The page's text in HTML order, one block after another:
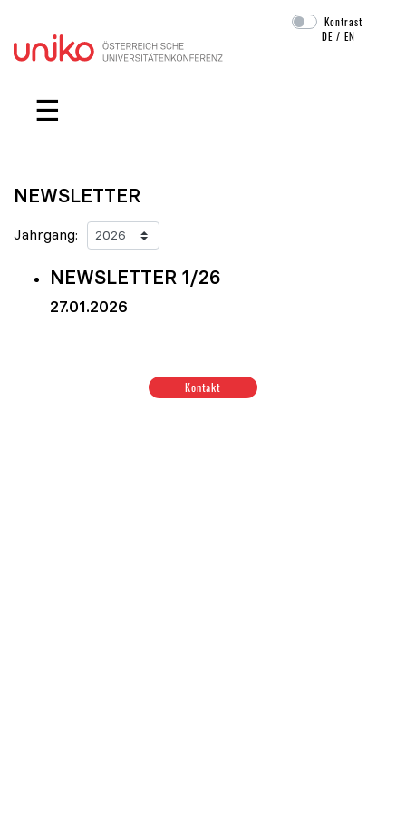
Navigation überspringen
Kontrast
DE /EN
☰
NEWSLETTER
Jahrgang:
NEWSLETTER 1/26
27.01.2026
Kontakt